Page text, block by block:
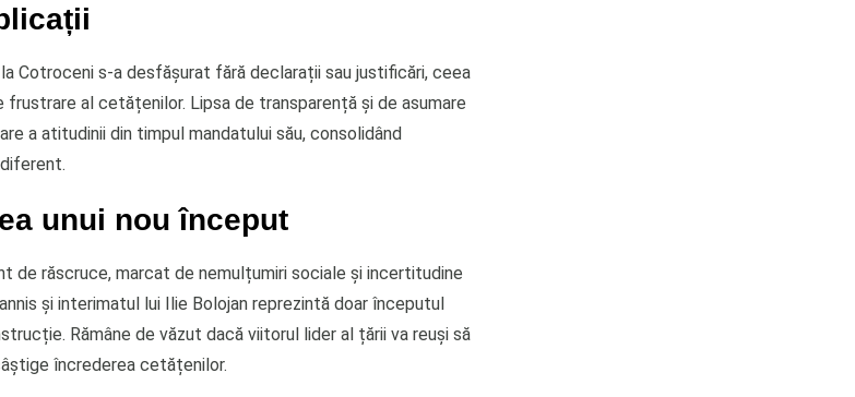
Cotroceni s-a desfășurat fără declarații sau justificări, ceea
al cetățenilor. Lipsa de transparență și de asumare
a atitudinii din timpul mandatului său, consolidând
unui nou început
de răscruce, marcat de nemulțumiri sociale și incertitudine
și interimatul lui Ilie Bolojan reprezintă doar începutul
Rămâne de văzut dacă viitorul lider al țării va reuși să
încrederea cetățenilor.